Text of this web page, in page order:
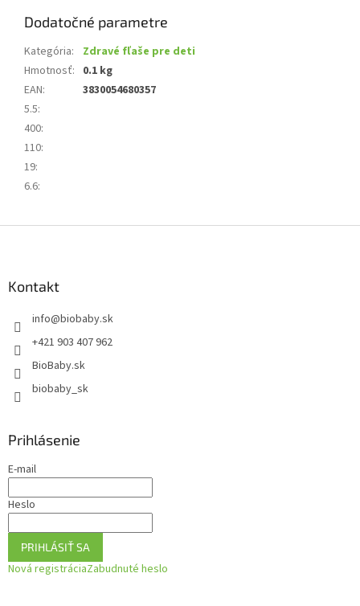
Dodatočné parametre
Kategória:
Zdravé fľaše pre deti
Hmotnosť: 0.1 kg
EAN:
3830054680357
5.5:
400:
110:
19:
6.6:
Kontakt
info@biobaby.sk
+421 903 407 962
BioBaby.sk
biobaby_sk
Prihlásenie
E-mail
Heslo
PRIHLÁSIŤ SA
Nová registráciaZabudnuté heslo